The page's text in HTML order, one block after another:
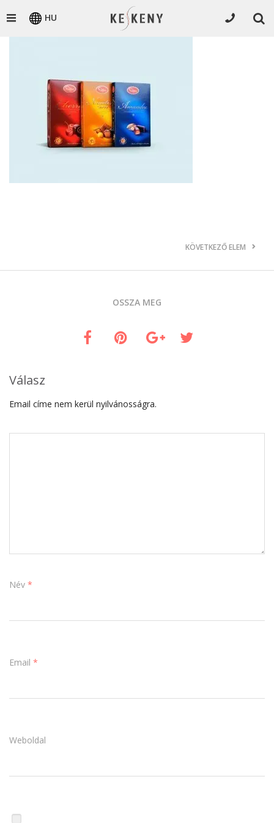
HU
KÖVETKEZŐ ELEM
OSSZA MEG
Válasz
Email címe nem kerül nyilvánosságra.
Név *
Email *
Weboldal